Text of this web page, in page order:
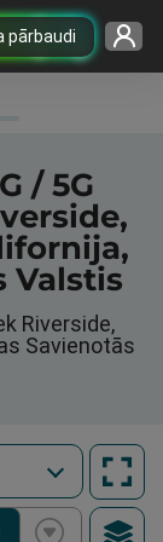
pārbaudi
/ 5G
Valstis
Riverside,
Savienotās